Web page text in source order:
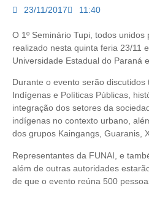
23/11/2017 11:40
O 1º Seminário Tupi, todos
realizado nesta quinta feria 23/11
Universidade Estadual do Paraná
Durante o evento serão discutidos
Indígenas e Políticas Públicas,
integração dos setores da
indígenas no contexto urbano,
dos grupos Kaingangs, Guaranis,
Representantes da FUNAI, e
além de outras autoridades
de que o evento reúna 500